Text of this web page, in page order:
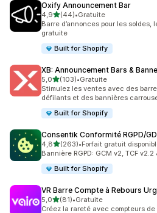
Oxify Announcement Bar
4,9étoile(s) sur 5
(44)
44 avis au total
•Gratuite
Barre d’annonces pour les soldes,
gratuite
Built for Shopify
XB: Announcement Bars &
5,0étoile(s) sur 5
(103)
103 avis au total
•Gratuite
Stimulez les ventes avec des
défilants et des bannières
Built for Shopify
Consentik Conformité RGPD/
4,8étoile(s) sur 5
(263)
263 avis au total
•Forfait gratuit
Bannière RGPD: GCM v2, TCF
Built for Shopify
VR Barre Compte à Rebours
5,0étoile(s) sur 5
(81)
81 avis au total
•Gratuite
Créez la rareté avec compteurs